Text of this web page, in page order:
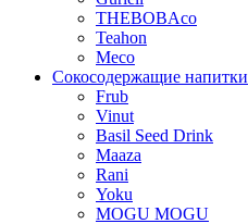
THEBOBAco
Teahon
Meco
Сокосодержащие напитки
Frub
Vinut
Basil Seed Drink
Maaza
Rani
Yoku
MOGU MOGU